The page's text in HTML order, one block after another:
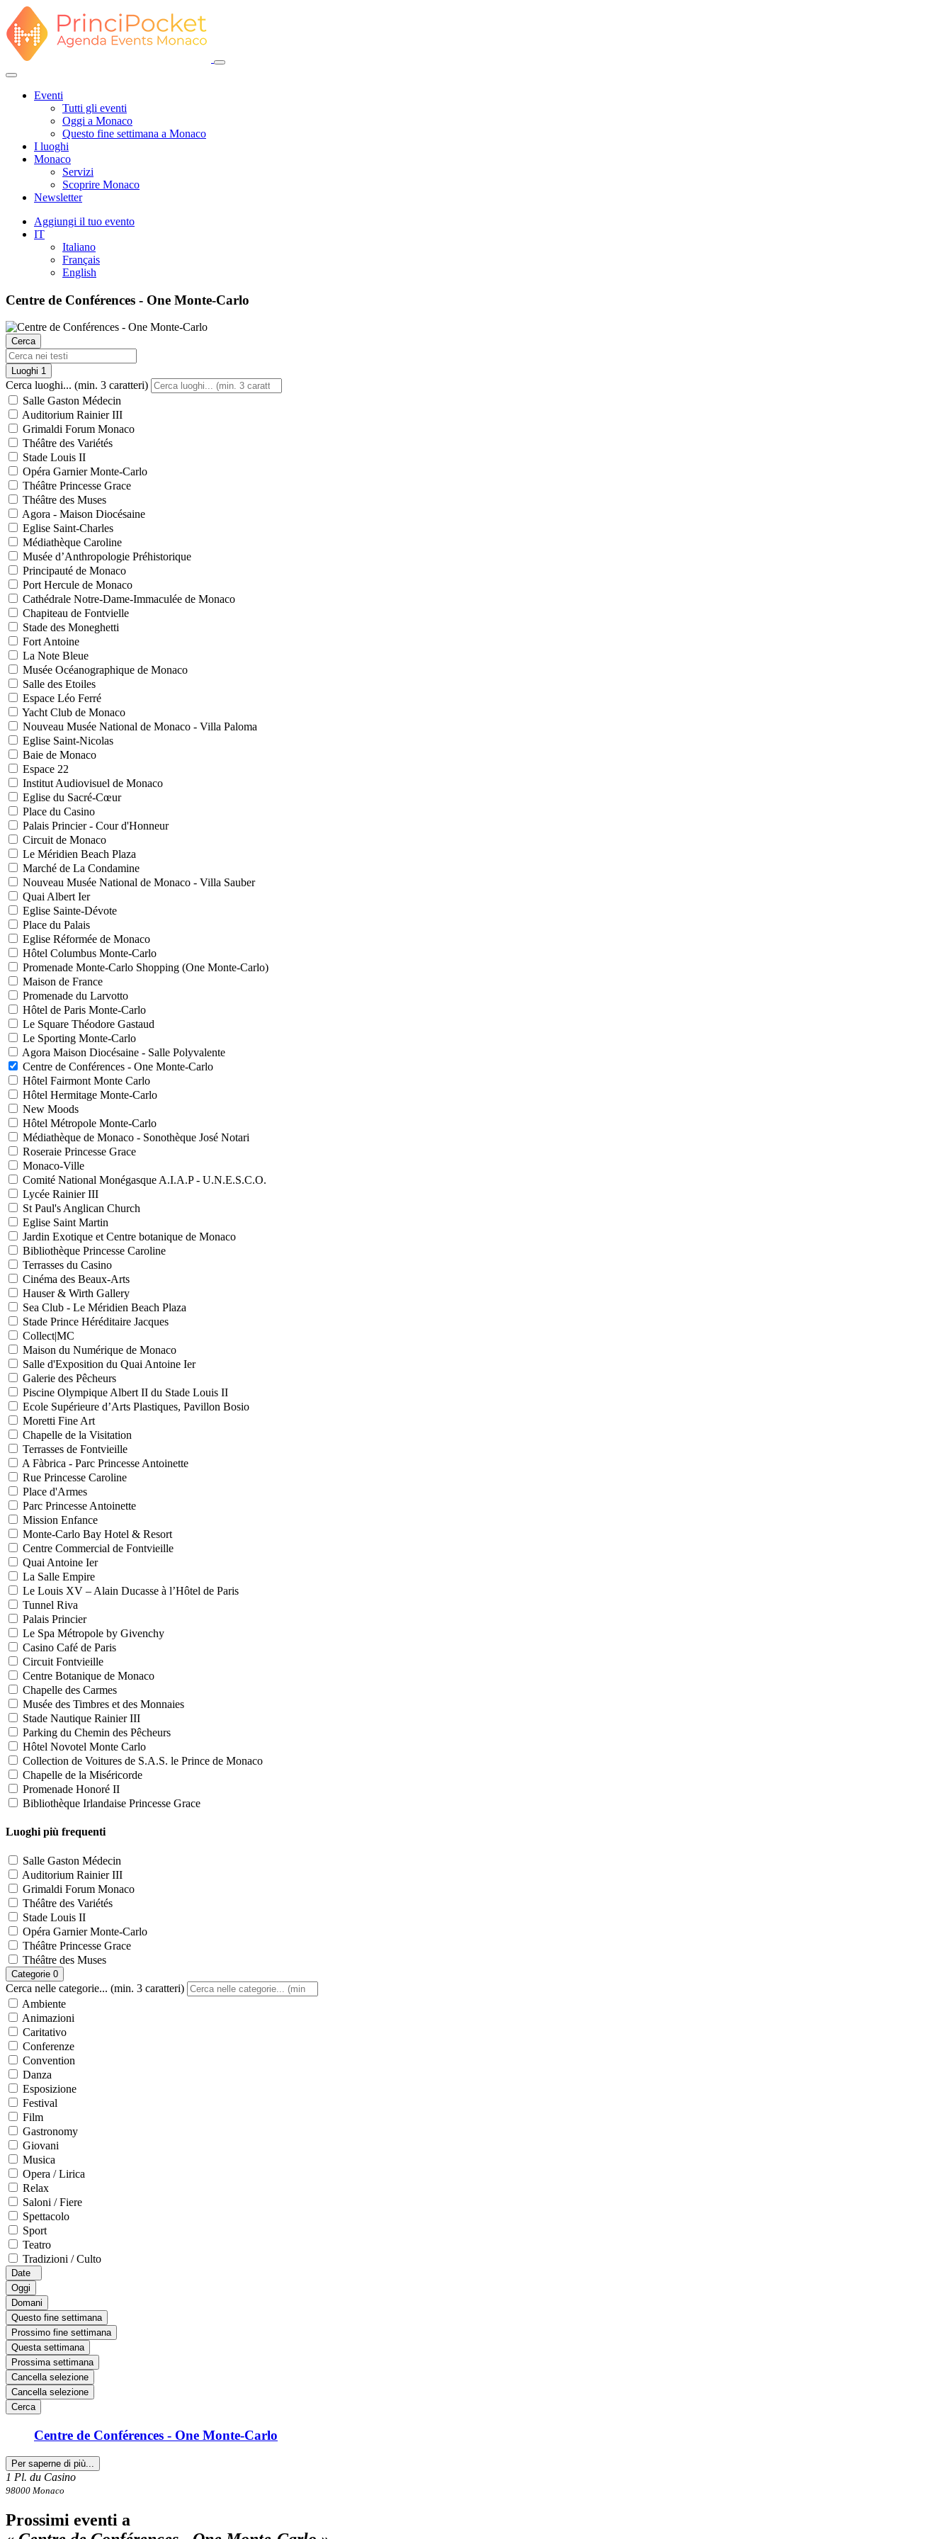
Eventi
Tutti gli eventi
Oggi a Monaco
Questo fine settimana a Monaco
I luoghi
Monaco
Servizi
Scoprire Monaco
Newsletter
Aggiungi il tuo evento
IT
Italiano
Français
English
Centre de Conférences - One Monte-Carlo
Cerca
Luoghi 1
Cerca luoghi... (min. 3 caratteri)
Salle Gaston Médecin
Auditorium Rainier III
Grimaldi Forum Monaco
Théâtre des Variétés
Stade Louis II
Opéra Garnier Monte-Carlo
Théâtre Princesse Grace
Théâtre des Muses
Agora - Maison Diocésaine
Eglise Saint-Charles
Médiathèque Caroline
Musée d’Anthropologie Préhistorique
Principauté de Monaco
Port Hercule de Monaco
Cathédrale Notre-Dame-Immaculée de Monaco
Chapiteau de Fontvielle
Stade des Moneghetti
Fort Antoine
La Note Bleue
Musée Océanographique de Monaco
Salle des Etoiles
Espace Léo Ferré
Yacht Club de Monaco
Nouveau Musée National de Monaco - Villa Paloma
Eglise Saint-Nicolas
Baie de Monaco
Espace 22
Institut Audiovisuel de Monaco
Eglise du Sacré-Cœur
Place du Casino
Palais Princier - Cour d'Honneur
Circuit de Monaco
Le Méridien Beach Plaza
Marché de La Condamine
Nouveau Musée National de Monaco - Villa Sauber
Quai Albert Ier
Eglise Sainte-Dévote
Place du Palais
Eglise Réformée de Monaco
Hôtel Columbus Monte-Carlo
Promenade Monte-Carlo Shopping (One Monte-Carlo)
Maison de France
Promenade du Larvotto
Hôtel de Paris Monte-Carlo
Le Square Théodore Gastaud
Le Sporting Monte-Carlo
Agora Maison Diocésaine - Salle Polyvalente
Centre de Conférences - One Monte-Carlo
Hôtel Fairmont Monte Carlo
Hôtel Hermitage Monte-Carlo
New Moods
Hôtel Métropole Monte-Carlo
Médiathèque de Monaco - Sonothèque José Notari
Roseraie Princesse Grace
Monaco-Ville
Comité National Monégasque A.I.A.P - U.N.E.S.C.O.
Lycée Rainier III
St Paul's Anglican Church
Eglise Saint Martin
Jardin Exotique et Centre botanique de Monaco
Bibliothèque Princesse Caroline
Terrasses du Casino
Cinéma des Beaux-Arts
Hauser & Wirth Gallery
Sea Club - Le Méridien Beach Plaza
Stade Prince Héréditaire Jacques
Collect|MC
Maison du Numérique de Monaco
Salle d'Exposition du Quai Antoine Ier
Galerie des Pêcheurs
Piscine Olympique Albert II du Stade Louis II
Ecole Supérieure d’Arts Plastiques, Pavillon Bosio
Moretti Fine Art
Chapelle de la Visitation
Terrasses de Fontvieille
A Fàbrica - Parc Princesse Antoinette
Rue Princesse Caroline
Place d'Armes
Parc Princesse Antoinette
Mission Enfance
Monte-Carlo Bay Hotel & Resort
Centre Commercial de Fontvieille
Quai Antoine Ier
La Salle Empire
Le Louis XV – Alain Ducasse à l’Hôtel de Paris
Tunnel Riva
Palais Princier
Le Spa Métropole by Givenchy
Casino Café de Paris
Circuit Fontvieille
Centre Botanique de Monaco
Chapelle des Carmes
Musée des Timbres et des Monnaies
Stade Nautique Rainier III
Parking du Chemin des Pêcheurs
Hôtel Novotel Monte Carlo
Collection de Voitures de S.A.S. le Prince de Monaco
Chapelle de la Miséricorde
Promenade Honoré II
Bibliothèque Irlandaise Princesse Grace
Luoghi più frequenti
Salle Gaston Médecin
Auditorium Rainier III
Grimaldi Forum Monaco
Théâtre des Variétés
Stade Louis II
Opéra Garnier Monte-Carlo
Théâtre Princesse Grace
Théâtre des Muses
Categorie 0
Cerca nelle categorie... (min. 3 caratteri)
Ambiente
Animazioni
Caritativo
Conferenze
Convention
Danza
Esposizione
Festival
Film
Gastronomy
Giovani
Musica
Opera / Lirica
Relax
Saloni / Fiere
Spettacolo
Sport
Teatro
Tradizioni / Culto
Date
Oggi
Domani
Questo fine settimana
Prossimo fine settimana
Questa settimana
Prossima settimana
Cancella selezione
Cancella selezione
Cerca
Centre de Conférences - One Monte-Carlo
Per saperne di più...
1 Pl. du Casino
98000 Monaco
Prossimi eventi a